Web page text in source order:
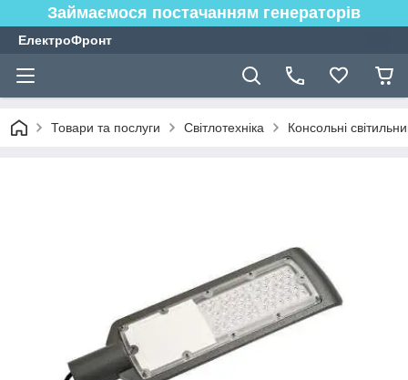
Займаємося постачанням генераторів
ЕлектроФронт
Товари та послуги Світлотехніка Консольні